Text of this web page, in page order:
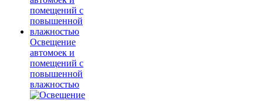
Освещение
автомоек и
помещений с
повышенной
влажностью